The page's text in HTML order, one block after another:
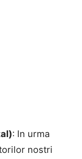
: In urma
nostri